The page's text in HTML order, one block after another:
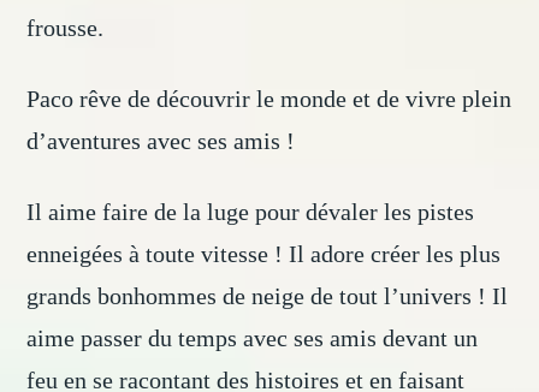
frousse.
Paco rêve de découvrir le monde et de vivre plein
d’aventures avec ses amis !
Il aime faire de la luge pour dévaler les pistes
enneigées à toute vitesse ! Il adore créer les plus
grands bonhommes de neige de tout l’univers ! Il
aime passer du temps avec ses amis devant un
feu en se racontant des histoires et en faisant